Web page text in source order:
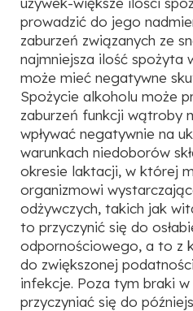
prowadzić do jego
zaburzeń związanych ze
najmniejsza ilość spożyta
może mieć negatywne
Spożycie alkoholu może
zaburzeń funkcji wątroby
wpływać negatywnie na
warunkach niedoborów
okresie laktacji, w której
organizmowi
odżywczych, takich jak
to przyczynić się do
odpornościowego, a to z
do zwiększonej
infekcje. Poza tym braki
przyczyniać się do